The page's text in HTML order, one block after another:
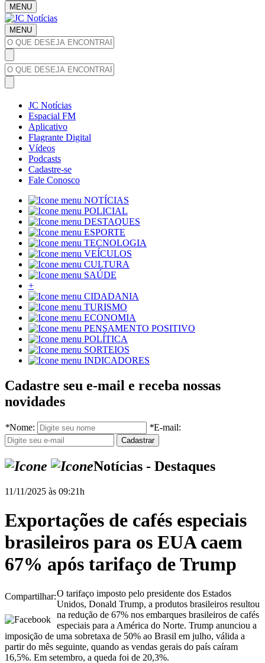
MENU
MENU
JC Notícias
Espacial FM
Aplicativo
Flagrante Digital
Vídeos
Podcasts
Cadastre-se
Fale Conosco
NOTÍCIAS
POLICIAL
DESTAQUES
ESPORTE
TECNOLOGIA
VEÍCULOS
CULTURA
SAÚDE
+
CIDADANIA
TURISMO
ECONOMIA
PENSAMENTO POSITIVO
POLÍTICA
SORTEIOS
INDICADORES
Cadastre seu e-mail e receba nossas
novidades
*Nome: *E-mail:
Notícias - Destaques
11/11/2025 às 09:21h
Exportações de cafés especiais
brasileiros para os EUA caem
67% após tarifaço de Trump
Compartilhar:O tarifaço imposto pelo presidente dos Estados
Unidos, Donald Trump, a produtos brasileiros resultou
na redução de 67% nos embarques brasileiros de cafés
especiais para a América do Norte. Trump anunciou a
imposição de uma sobretaxa de 50% ao Brasil em julho, válida a
partir do mês seguinte, quando as vendas gerais do país caíram
16,5%. Em setembro, a queda foi de 20,3%.